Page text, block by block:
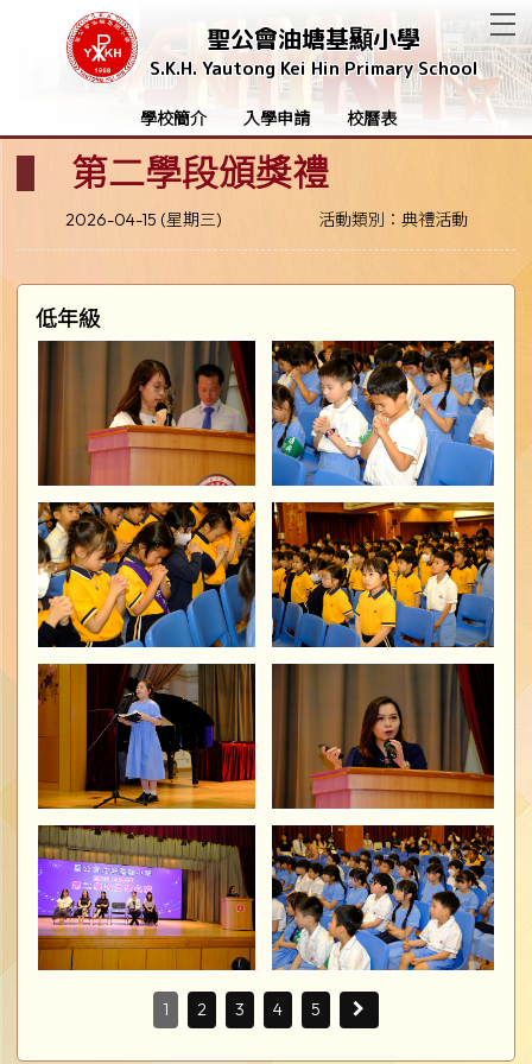
聖公會油塘基顯小學
S.K.H. Yautong Kei Hin Primary School
學校簡介 入學申請 校曆表
第二學段頒獎禮
2026-04-15 (星期三) 活動類別：典禮活動
低年級
1 2 3 4 5